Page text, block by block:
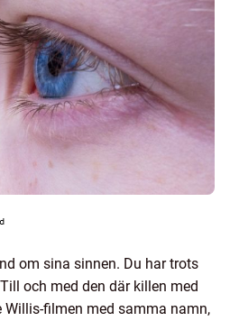
om sina sinnen. Du har trots
och med den där killen med
Willis-filmen med samma namn,